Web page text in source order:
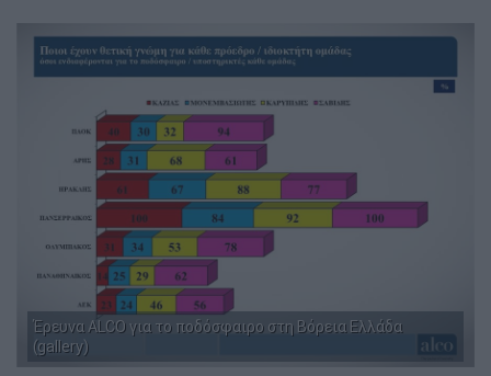
Έρευνα ALCO για το ποδόσφαιρο στη Βόρεια Ελλάδα
(gallery)